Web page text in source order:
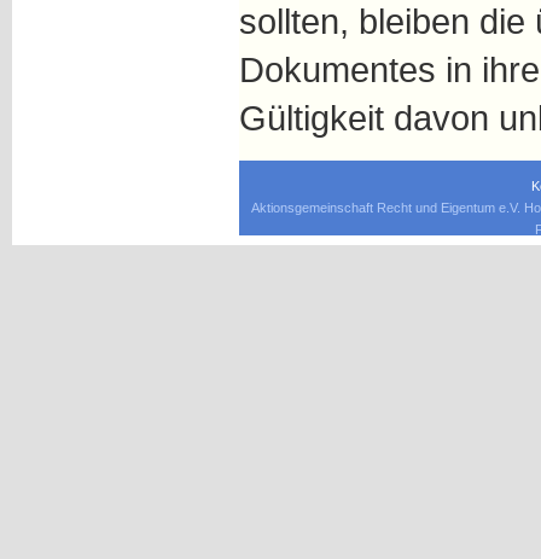
sollten, bleiben die
Dokumentes in
Gültigkeit davon
Aktionsgemeinschaft Recht und Eigentum e.V.